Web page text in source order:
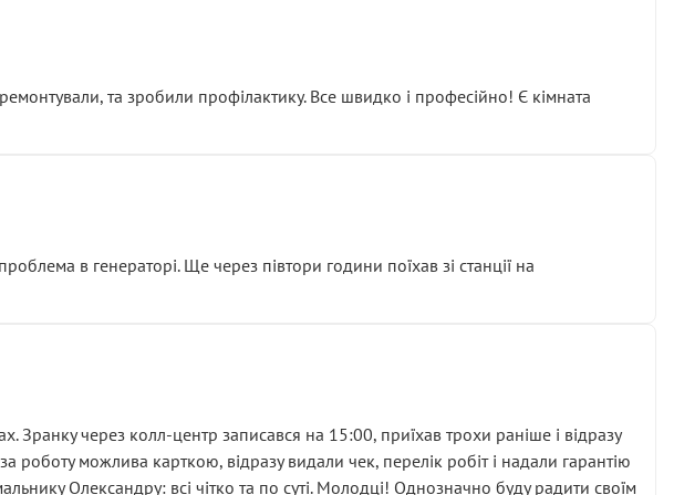
зборі.
Але згодом знайшов декілька гайок під лобовим склом. Мені
не застяг в полі))
загальне враження та бажання повертатися.
та зробили профілактику. Все швидко і професійно! Є кімната
в генераторі. Ще через півтори години поїхав зі станції на
через колл-центр записався на 15:00, приїхав трохи раніше і відразу
можлива карткою, відразу видали чек, перелік робіт і надали гарантію
Олександру: всі чітко та по суті. Молодці! Однозначно буду радити своїм